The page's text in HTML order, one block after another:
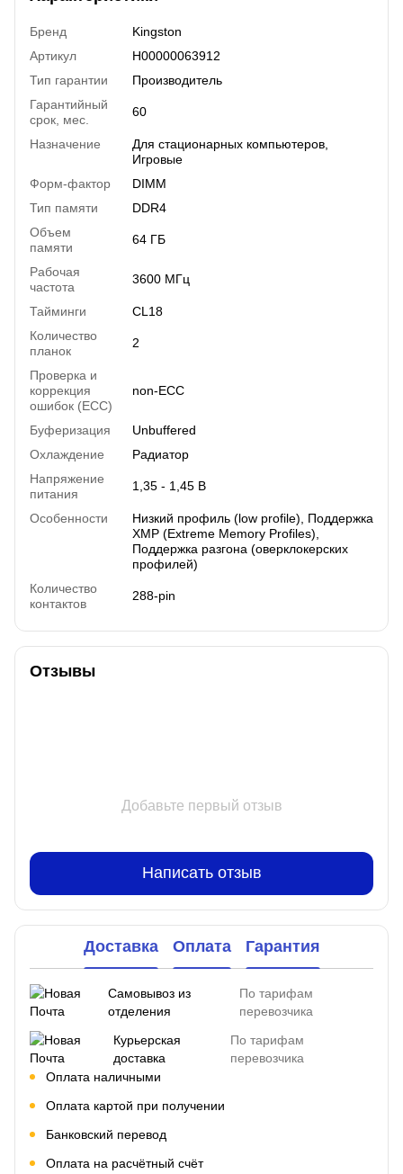
Бренд
Kingston
Артикул
H00000063912
Тип гарантии
Производитель
Гарантийный
срок, мес.
60
Назначение Для стационарных компьютеров
Игровые
Форм-фактор
DIMM
Тип памяти
DDR4
Объем
памяти
64 ГБ
Рабочая
частота
3600 МГц
Тайминги
CL18
Количество
планок
2
Проверка и
коррекция
ошибок (ECC)
non-ECC
Буферизация
Unbuffered
Охлаждение
Радиатор
Напряжение
питания
1,35 - 1,45 В
Особенности
Низкий профиль (low profile), Поддержка
XMP (Extreme Memory Profiles),
Поддержка разгона (оверклокерских
профилей)
Количество
контактов
288-pin
Отзывы
Добавьте первый отзыв
Написать отзыв
Доставка Оплата Гарантия
Самовывоз из
отделения
По тарифам
перевозчика
Курьерская
доставка
По тарифам
перевозчика
Оплата наличными
Оплата картой при получении
Банковский перевод
Оплата на расчётный счёт